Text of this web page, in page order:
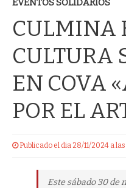
EVENTOS SOLIDARIOS
CULMINA
CULTURA
EN COVA
POR EL
Publicado el dia 28/11/2024 a
Este sábado 30 de